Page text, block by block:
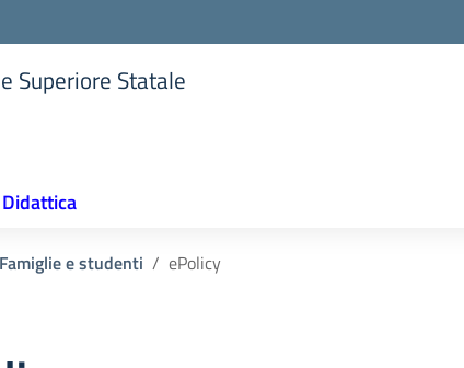
Superiore Statale
Didattica
Famiglie e studenti ePolicy